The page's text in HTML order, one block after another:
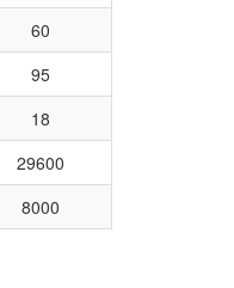
60
95
18
29600
8000